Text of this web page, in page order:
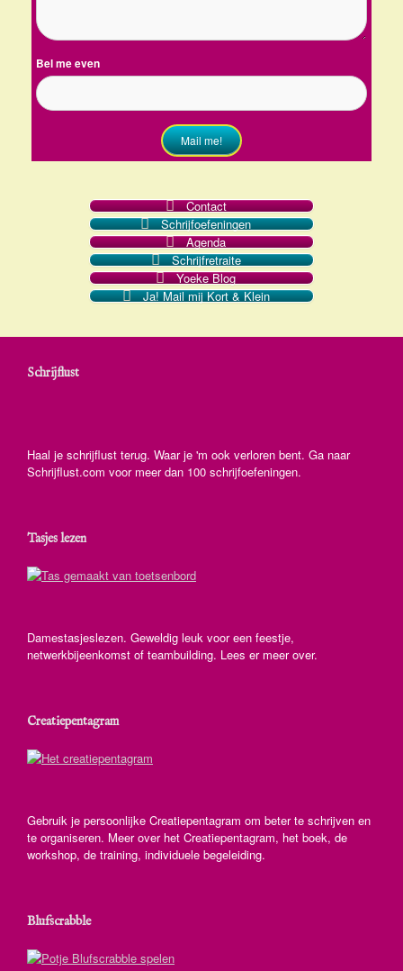
Bel me even
Mail me!
Contact
Schrijfoefeningen
Agenda
Schrijfretraite
Yoeke Blog
Ja! Mail mij Kort & Klein
Schrijflust
Haal je schrijflust terug. Waar je 'm ook verloren bent. Ga naar
Schrijflust.com voor meer dan 100 schrijfoefeningen.
Tasjes lezen
Damestasjeslezen. Geweldig leuk voor een feestje,
netwerkbijeenkomst of teambuilding. Lees er meer over.
Creatiepentagram
Gebruik je persoonlijke Creatiepentagram om beter te schrijven en
te organiseren. Meer over het Creatiepentagram, het boek, de
workshop, de training, individuele begeleiding.
Blufscrabble